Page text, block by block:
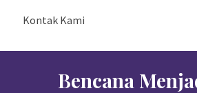
Kontak Kami
Bencana